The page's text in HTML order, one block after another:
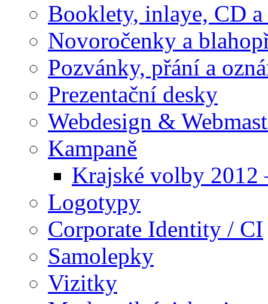
Booklety, inlaye, CD
Novoročenky a
Pozvánky, přání a
Prezentační desky
Webdesign &
Kampaně
Krajské volby
Logotypy
Corporate Identity / CI
Samolepky
Vizitky